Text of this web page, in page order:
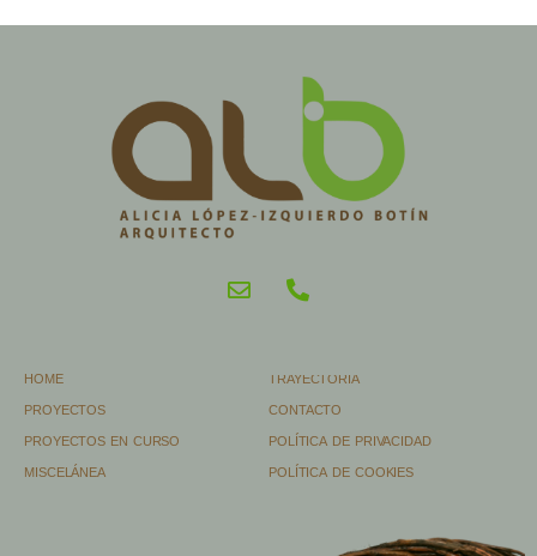
HOME
PROYECTOS
PROYECTOS EN CURSO
MISCELÁNEA
TRAYECTORIA
CONTACTO
POLÍTICA DE PRIVACIDAD
POLÍTICA DE COOKIES